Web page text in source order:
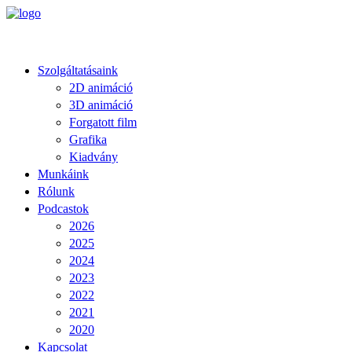
Szolgáltatásaink
2D animáció
3D animáció
Forgatott film
Grafika
Kiadvány
Munkáink
Rólunk
Podcastok
2026
2025
2024
2023
2022
2021
2020
Kapcsolat